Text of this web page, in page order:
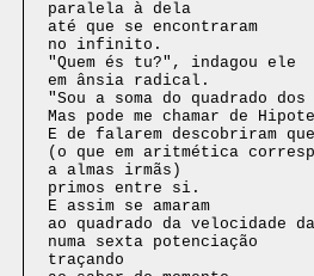
paralela à dela
até que se encontraram
no infinito.
"Quem és tu?", indagou ele
em ânsia radical.
"Sou a soma do quadrado
Mas pode me chamar de
E de falarem descobriram
(o que em aritmética
a almas irmãs)
primos entre si.
E assim se amaram
ao quadrado da velocidade
numa sexta potenciação
traçando